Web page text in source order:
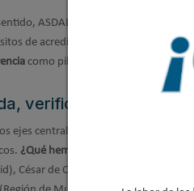
ASDAE considera
de acreditación y avanzar hacia un
como pilares del sistema CAE.
verificación y
ejes centrales del Foro ha sido la
¿Qué hemos aprendido en estos
César de Cara (ICAEN – Generalitat